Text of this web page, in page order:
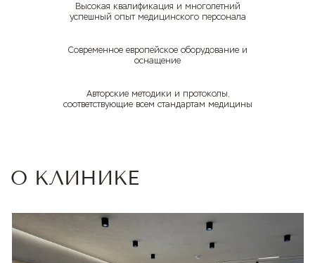
Высокая квалификация и многолетний
успешный опыт медицинского персонала
Современное европейское оборудование и
оснащение
Авторские методики и протоколы,
соответствующие всем стандартам медицины
О КЛИНИКЕ